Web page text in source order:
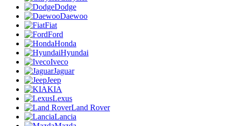
Dodge
Daewoo
Fiat
Ford
Honda
Hyundai
Iveco
Jaguar
Jeep
KIA
Lexus
Land Rover
Lancia